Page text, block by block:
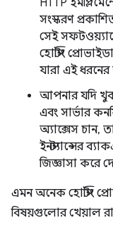
HTTP
সংস্করণ
সেই
হোস্টিং
যারা এই
আপনার যদি খুব
এবং সার্ভার
অ্যাক্সেস চান,
ইনস্ট্যান্সের
জিজ্ঞাসা করে
এমন অনেক হোস্টিং
বিষয়গুলোর খেয়াল